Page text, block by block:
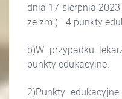
dnia 17 sierpnia
ze zm.) - 4 punkty
b)W przypadku
punkty edukacyjne.
2)Punkty